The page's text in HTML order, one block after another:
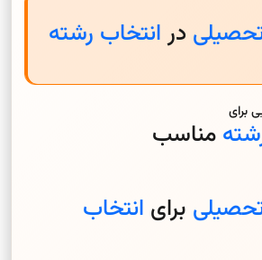
درانتخاب رشته
برای
مناسب
برای انتخاب